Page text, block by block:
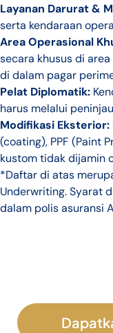
Layanan Darurat &
serta kendaraan
Area Operasional
secara khusus di
di dalam pagar
Pelat Diplomatik:
harus melalui
Modifikasi Eksterior:
(coating), PPF (Paint
kustom tidak dijamin
*Daftar di atas
Underwriting. Syarat
dalam polis asuransi